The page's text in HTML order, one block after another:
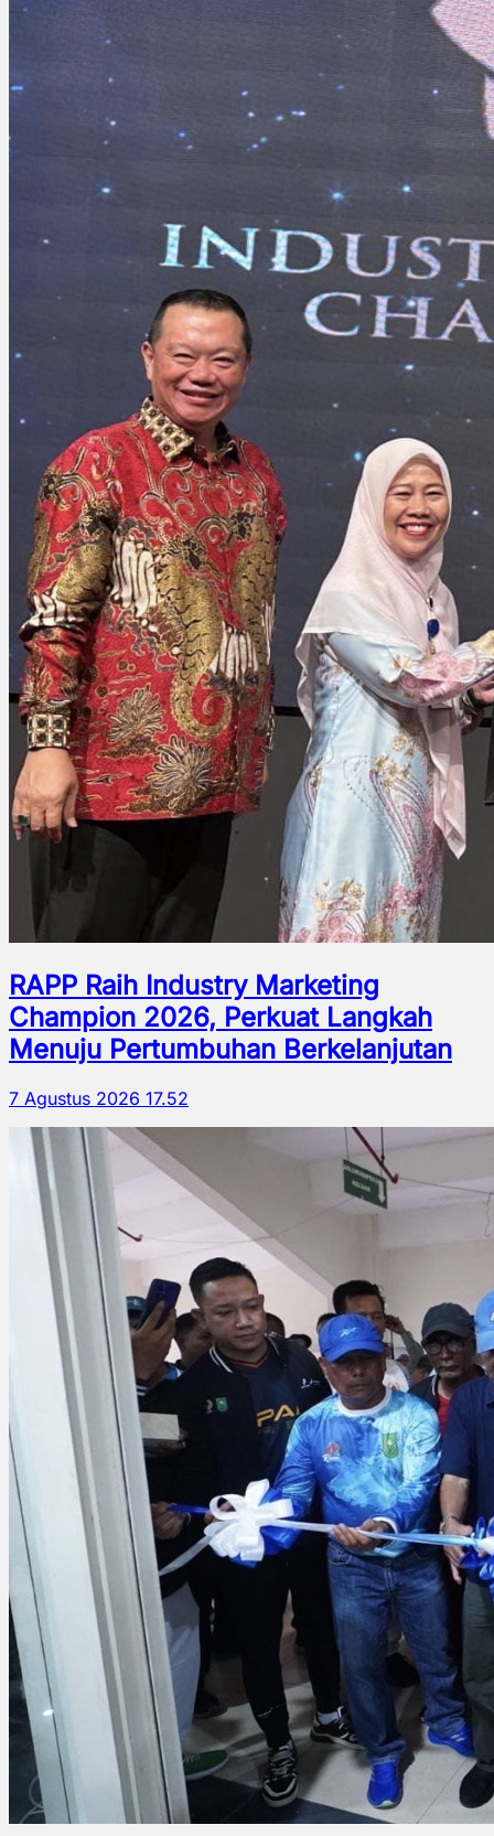
RAPP Raih Industry Marketing
Champion 2026, Perkuat Langkah
Menuju Pertumbuhan Berkelanjutan
7 Agustus 2026 17.52